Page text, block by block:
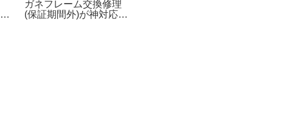
USJおすすめプラン！混
雑度とかチケット料金と